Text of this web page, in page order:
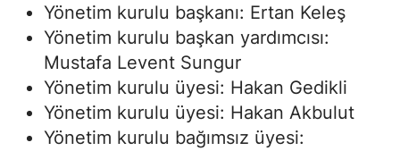
Yönetim kurulu başkanı: Ertan Keleş
Yönetim kurulu başkan yardımcısı:
Mustafa Levent Sungur
Yönetim kurulu üyesi: Hakan Gedikli
Yönetim kurulu üyesi: Hakan Akbulut
Yönetim kurulu bağımsız üyesi: